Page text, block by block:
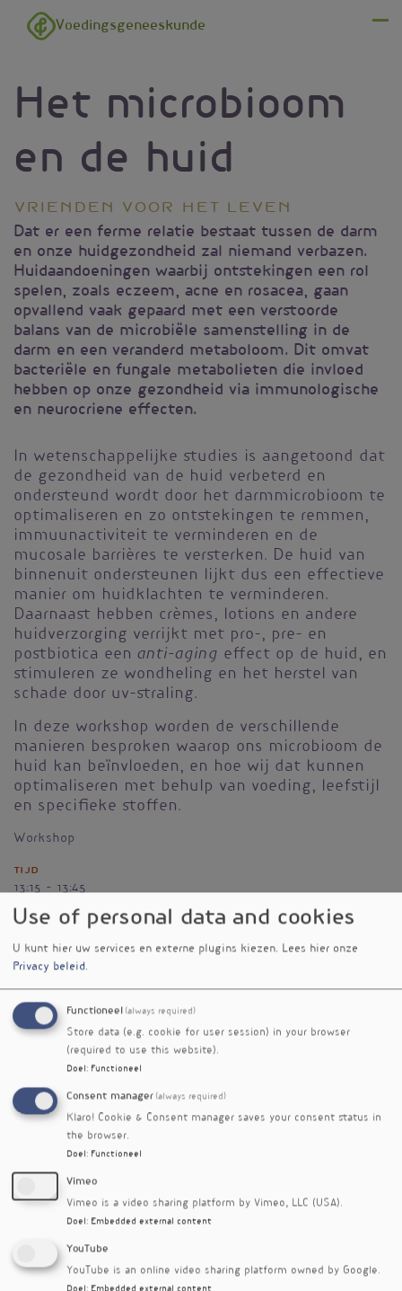
Overslaan en naar de inhoud gaan
Voedingsgeneeskunde
Het microbioom
en de huid
Vrienden voor het leven
Dat er een ferme relatie bestaat tussen de darm
en onze huidgezondheid zal niemand verbazen.
Huidaandoeningen waarbij ontstekingen een rol
spelen, zoals eczeem, acne en rosacea, gaan
opvallend vaak gepaard met een verstoorde
balans van de microbiële samenstelling in de
darm en een veranderd metaboloom. Dit omvat
bacteriële en fungale metabolieten die invloed
hebben op onze gezondheid via immunologische
en neurocriene effecten.
In wetenschappelijke studies is aangetoond dat
de gezondheid van de huid verbeterd en
ondersteund wordt door het darmmicrobioom te
optimaliseren en zo ontstekingen te remmen,
immuunactiviteit te verminderen en de
mucosale barrières te versterken. De huid van
binnenuit ondersteunen lijkt dus een effectieve
manier om huidklachten te verminderen.
Daarnaast hebben crèmes, lotions en andere
huidverzorging verrijkt met pro-, pre- en
postbiotica een anti-aging effect op de huid, en
stimuleren ze wondheling en het herstel van
schade door uv-straling.
In deze workshop worden de verschillende
manieren besproken waarop ons microbioom de
huid kan beïnvloeden, en hoe wij dat kunnen
optimaliseren met behulp van voeding, leefstijl
en specifieke stoffen.
Workshop
Tijd
13:15 - 13:45
Datum
Vignet
Use of personal data and cookies
U kunt hier uw services en externe plugins kiezen. Lees hier onze
Privacy beleid.
Functioneel (always required)
Store data (e.g. cookie for user session) in your browser
(required to use this website).
Doel : Functioneel
Consent manager (always required)
Klaro! Cookie & Consent manager saves your consent status in
the browser.
Doel : Functioneel
Vimeo
Vimeo is a video sharing platform by Vimeo, LLC (USA).
Doel : Embedded external content
YouTube
YouTube is an online video sharing platform owned by Google.
Doel : Embedded external content